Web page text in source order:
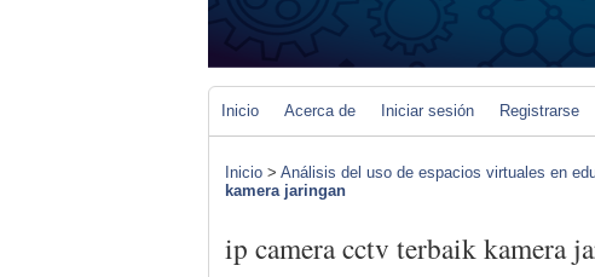
Inicio Acerca de Iniciar sesión Registrarse
Inicio > Análisis del uso de espacios virtuales en
kamera jaringan
ip camera cctv terbaik kamera